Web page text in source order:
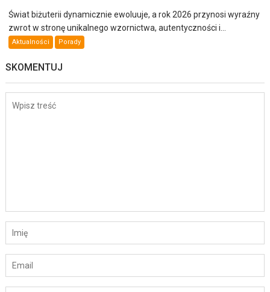
Świat biżuterii dynamicznie ewoluuje, a rok 2026 przynosi wyraźny
zwrot w stronę unikalnego wzornictwa, autentyczności i...
Aktualności Porady
SKOMENTUJ